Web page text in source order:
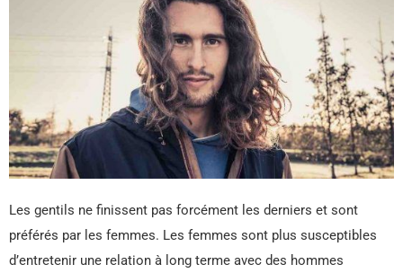
Les gentils ne finissent pas forcément les derniers et sont
préférés par les femmes. Les femmes sont plus susceptibles
d’entretenir une relation à long terme avec des hommes